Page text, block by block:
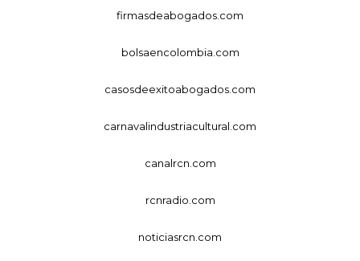
firmasdeabogados.com
bolsaencolombia.com
casosdeexitoabogados.com
carnavalindustriacultural.com
canalrcn.com
rcnradio.com
noticiasrcn.com